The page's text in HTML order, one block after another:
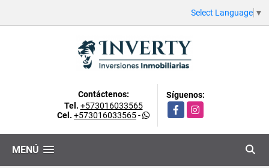
Select Language ▼
Contáctenos:
Tel. +573016033565
Cel. +573016033565-
Síguenos:
FacebookInstagram
MENÚ